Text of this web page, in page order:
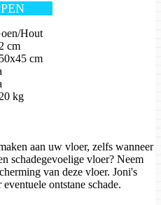
Hout
cm
cm
kg
aan uw vloer, zelfs wanneer
schadegevoelige vloer? Neem
van deze vloer. Joni's
ontstane schade.